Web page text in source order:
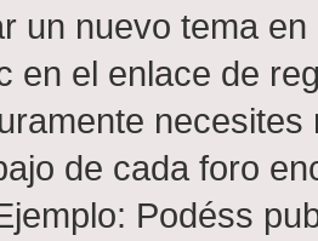
un nuevo tema
en el enlace de
de cada foro
Podéss